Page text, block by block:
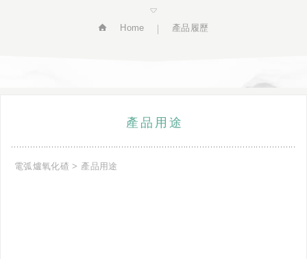
Home 產品履歷
產品用途
電弧爐氧化碴 產品用途